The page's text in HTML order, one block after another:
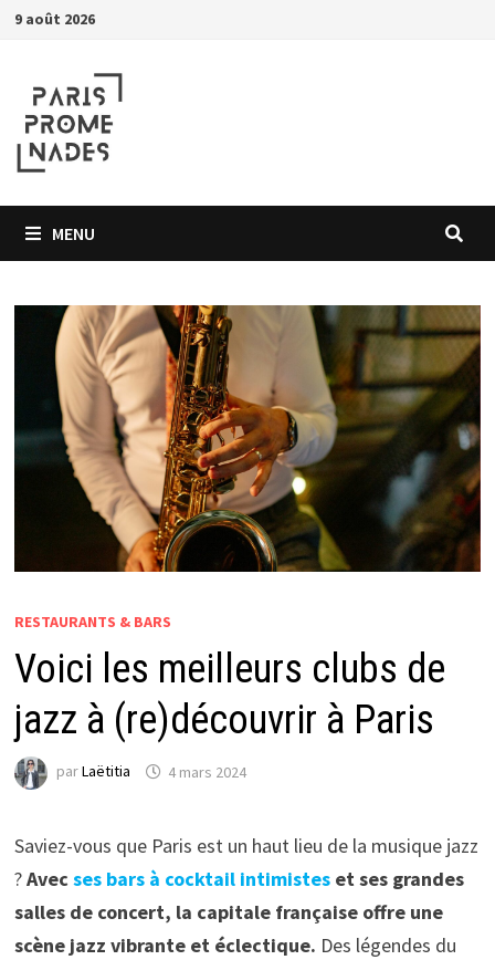
Passer
9 août 2026
MENU
RESTAURANTS & BARS
Voici les meilleurs clubs de
jazz à (re)découvrir à Paris
parLaëtitia 4 mars 2024
Saviez-vous que Paris est un haut lieu de la musique jazz
?Avec ses bars à cocktail intimisteset ses grandes
salles de concert, la capitale française offre une
scène jazz vibrante et éclectique. Des légendes du